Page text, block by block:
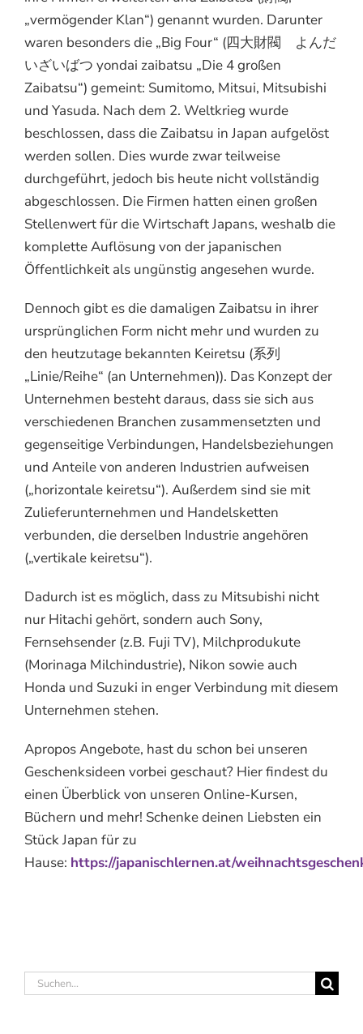
„vermögender Klan“) genannt wurden. Darunter
waren besonders die „Big Four“ (四大財閥 よんだ
いざいばつ yondai zaibatsu „Die 4 großen
Zaibatsu“) gemeint: Sumitomo, Mitsui, Mitsubishi
und Yasuda. Nach dem 2. Weltkrieg wurde
beschlossen, dass die Zaibatsu in Japan aufgelöst
werden sollen. Dies wurde zwar teilweise
durchgeführt, jedoch bis heute nicht vollständig
abgeschlossen. Die Firmen hatten einen großen
Stellenwert für die Wirtschaft Japans, weshalb die
komplette Auflösung von der japanischen
Öffentlichkeit als ungünstig angesehen wurde.
Dennoch gibt es die damaligen Zaibatsu in ihrer
ursprünglichen Form nicht mehr und wurden zu
den heutzutage bekannten Keiretsu (系列
„Linie/Reihe“ (an Unternehmen)). Das Konzept der
Unternehmen besteht daraus, dass sie sich aus
verschiedenen Branchen zusammensetzten und
gegenseitige Verbindungen, Handelsbeziehungen
und Anteile von anderen Industrien aufweisen
(„horizontale keiretsu“). Außerdem sind sie mit
Zulieferunternehmen und Handelsketten
verbunden, die derselben Industrie angehören
(„vertikale keiretsu“).
Dadurch ist es möglich, dass zu Mitsubishi nicht
nur Hitachi gehört, sondern auch Sony,
Fernsehsender (z.B. Fuji TV), Milchprodukute
(Morinaga Milchindustrie), Nikon sowie auch
Honda und Suzuki in enger Verbindung mit diesem
Unternehmen stehen.
Apropos Angebote, hast du schon bei unseren
Geschenksideen vorbei geschaut? Hier findest du
einen Überblick von unseren Online-Kursen,
Büchern und mehr! Schenke deinen Liebsten ein
Stück Japan für zu
Hause: https://japanischlernen.at/
Suche